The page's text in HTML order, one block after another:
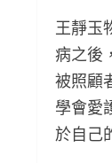
王靜玉
病之後
被照顧
學會愛
於自己